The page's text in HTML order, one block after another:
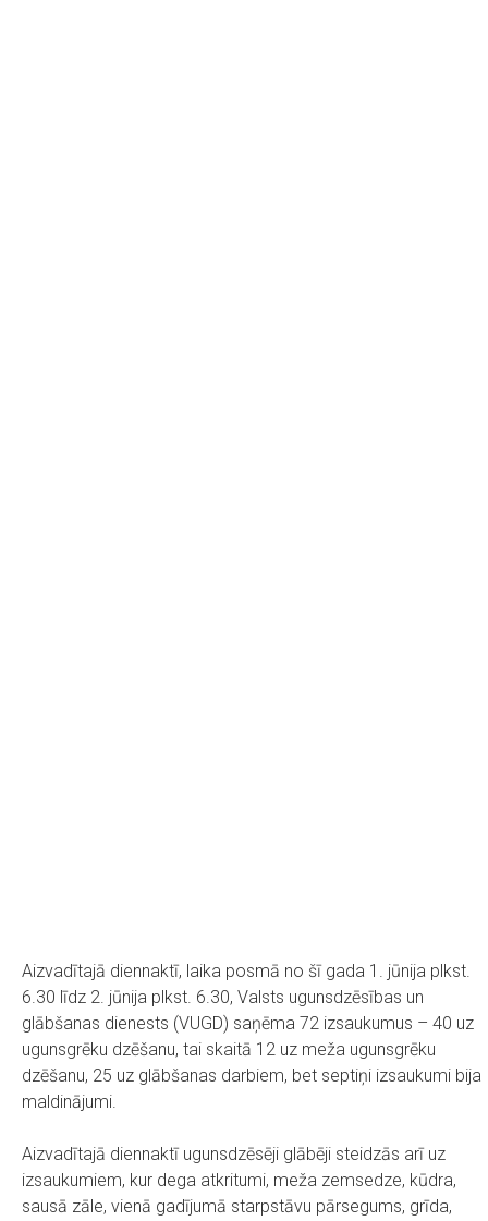
Aizvadītajā diennaktī, laika posmā no šī gada 1. jūnija plkst.
6.30 līdz 2. jūnija plkst. 6.30, Valsts ugunsdzēsības un
glābšanas dienests (VUGD) saņēma 72 izsaukumus – 40 uz
ugunsgrēku dzēšanu, tai skaitā 12 uz meža ugunsgrēku
dzēšanu, 25 uz glābšanas darbiem, bet septiņi izsaukumi bija
maldinājumi.
Aizvadītajā diennaktī ugunsdzēsēji glābēji steidzās arī uz
izsaukumiem, kur dega atkritumi, meža zemsedze, kūdra,
sausā zāle, vienā gadījumā starpstāvu pārsegums, grīda,